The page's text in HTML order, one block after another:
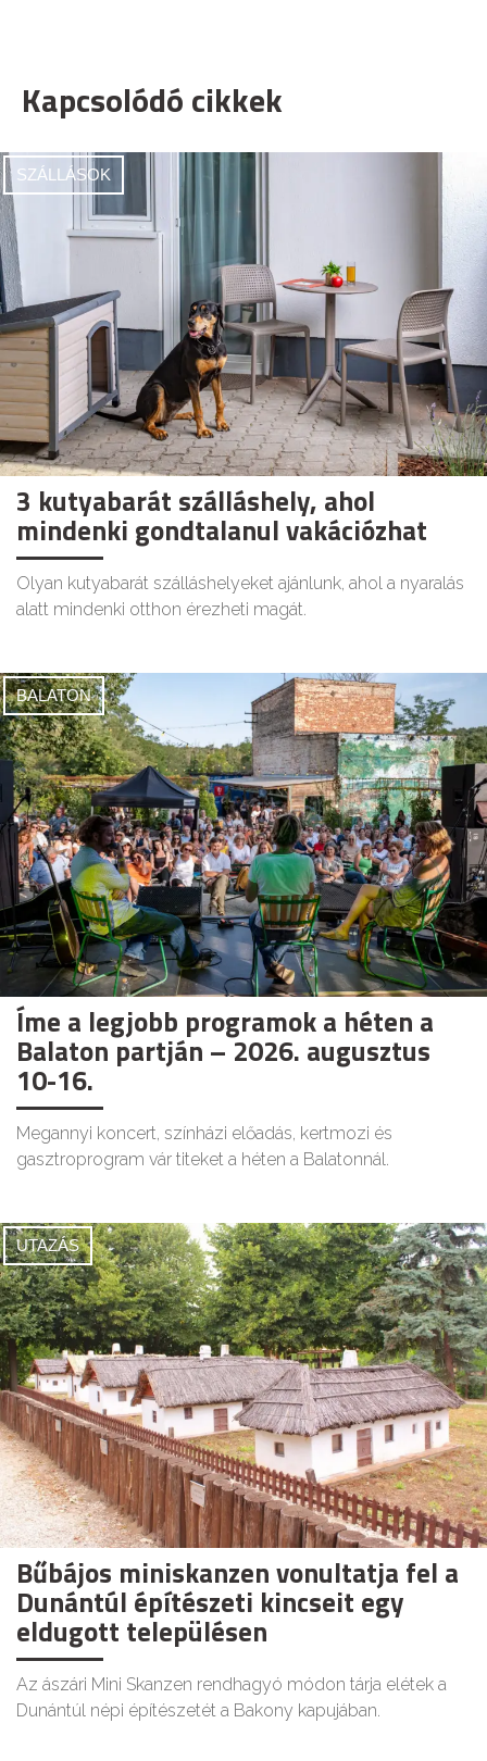
Kapcsolódó cikkek
SZÁLLÁSOK
3 kutyabarát szálláshely, ahol
mindenki gondtalanul vakációzhat
Olyan kutyabarát szálláshelyeket ajánlunk, ahol a nyaralás
alatt mindenki otthon érezheti magát.
BALATON
Íme a legjobb programok a héten a
Balaton partján – 2026. augusztus
10-16.
Megannyi koncert, színházi előadás, kertmozi és
gasztroprogram vár titeket a héten a Balatonnál.
UTAZÁS
Bűbájos miniskanzen vonultatja fel a
Dunántúl építészeti kincseit egy
eldugott településen
Az ászári Mini Skanzen rendhagyó módon tárja elétek a
Dunántúl népi építészetét a Bakony kapujában.